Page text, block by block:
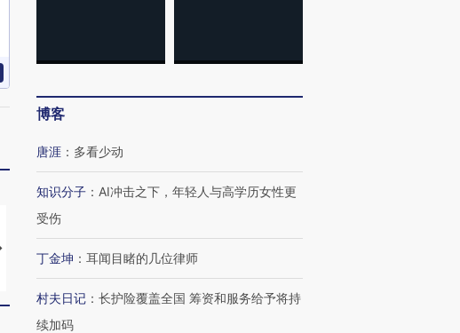
马航飞行员跨国走私7万
粒摇头丸 尿检体内含3种
视线｜被称为“蟑螂”的印
度Z世代 用街头抗争将教
育部长拱下台
飞地休达
博客
唐涯 ： 多看少动
知识分子 ： AI冲击之下，年轻人与高学历女性更
受伤
丁金坤 ： 耳闻目睹的几位律师
村夫日记 ： 长护险覆盖全国 筹资和服务给予将持
续加码